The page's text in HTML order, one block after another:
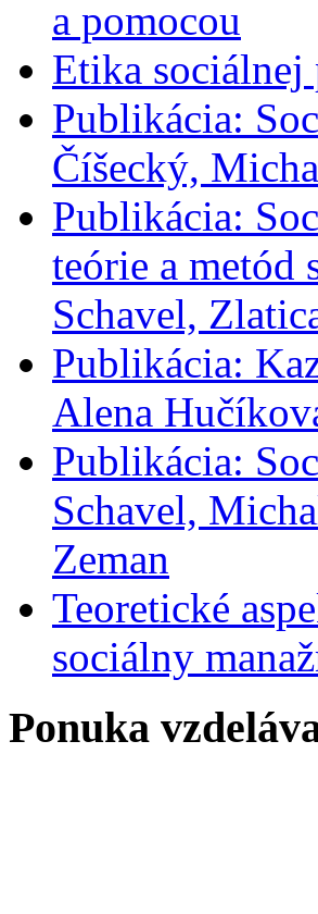
a pomocou
Etika
Publikácia:
Číšecký,
Publikácia:
teórie a metód
Schavel,
Publikácia:
Alena
Publikácia:
Schavel,
Zeman
Teoretické
sociálny
Ponuka